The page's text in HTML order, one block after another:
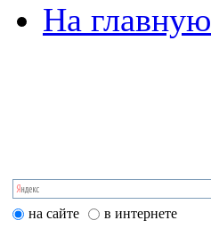
На главную
на сайте в интернете